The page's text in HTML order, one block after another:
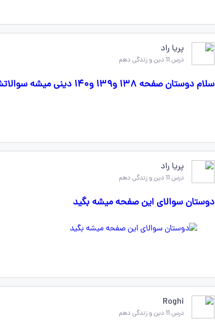
پریا راد
درس 11 دین و زندگی دهم
سلام دوستان صفحه ۱۳۸ و۱۳۹ و۱۴۰ دینی میشه سوالاتش رو بفرستید
پریا راد
درس 11 دین و زندگی دهم
دوستان سوالای این صفحه میشه بگید
Roghi
درس 11 دین و زندگی دهم